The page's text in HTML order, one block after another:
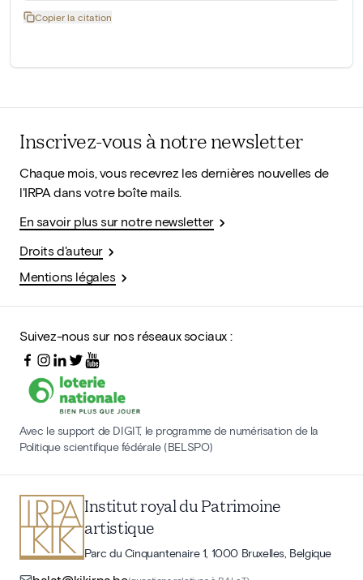
Copier la citation
Inscrivez-vous à notre newsletter
Chaque mois, vous recevrez les dernières nouvelles de
l'IRPA dans votre boîte mails.
En savoir plus sur notre newsletter
Droits d'auteur
Mentions légales
Suivez-nous sur nos réseaux sociaux :
Avec le support de DIGIT, le programme de numérisation de la
Politique scientifique fédérale (BELSPO)
Institut royal du Patrimoine
artistique
Parc du Cinquantenaire 1, 1000 Bruxelles, Belgique